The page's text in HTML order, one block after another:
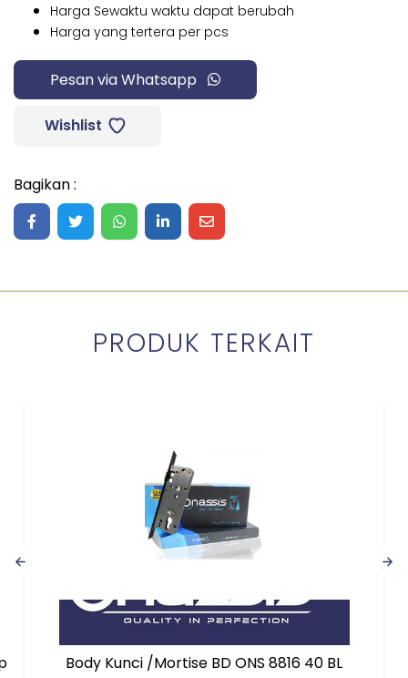
Harga Sewaktu waktu dapat berubah
Harga yang tertera per pcs
Pesan via Whatsapp
Wishlist
Bagikan :
Share on Facebook
Share on Twitter
Share on WhatsApp
Share on LinkedIn
Share on Mail
PRODUK TERKAIT
Body Kunci /Mortise BD ONS 8816 40 BL